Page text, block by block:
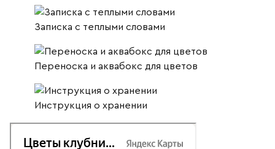
Записка с теплыми словами
Переноска и аквабокс для цветов
Инструкция о хранении